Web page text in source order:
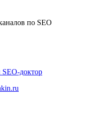
доктор